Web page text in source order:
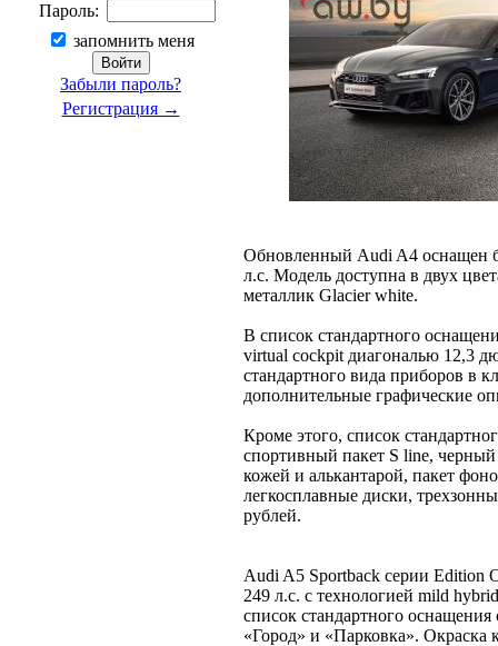
Пароль:
запомнить меня
Забыли пароль?
Регистрация →
Обновленный Audi A4 оснащен
л.с. Модель доступна в двух
металлик Glacier white.
В список стандартного
virtual cockpit диагональю 12,3
стандартного вида приборов в
дополнительные графические
Кроме этого, список
спортивный пакет S line,
кожей и алькантарой, пакет
легкосплавные диски,
рублей.
Audi A5 Sportback серии Edition
249 л.с. с технологией mild
список стандартного
«Город» и «Парковка». Окраска